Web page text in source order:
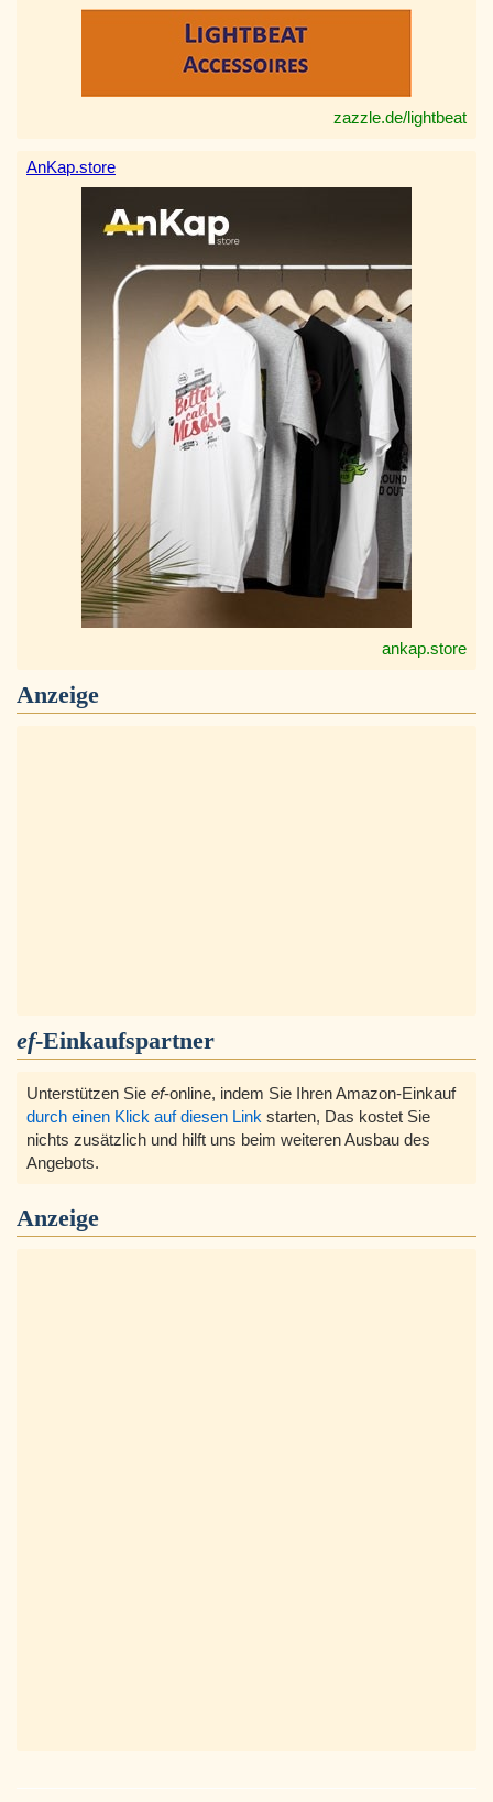
zazzle.de/lightbeat
AnKap.store
ankap.store
Anzeige
ef-Einkaufspartner
Unterstützen Sie ef-online, indem Sie Ihren Amazon-Einkauf
durch einen Klick auf diesen Link starten, Das kostet Sie
nichts zusätzlich und hilft uns beim weiteren Ausbau des
Angebots.
Anzeige